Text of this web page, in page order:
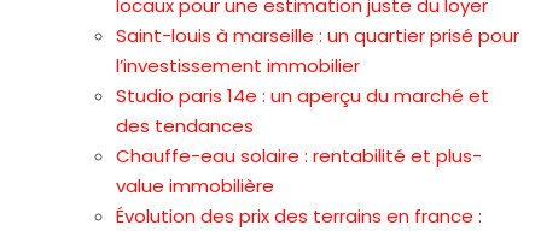
locaux pour une estimation juste du loyer
Saint-louis à marseille : un quartier prisé pour
l’investissement immobilier
Studio paris 14e : un aperçu du marché et
des tendances
Chauffe-eau solaire : rentabilité et plus-
value immobilière
Évolution des prix des terrains en france :